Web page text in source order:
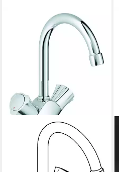
Waschtischarmatur Costa
Einloch-Waschtischbatterie -